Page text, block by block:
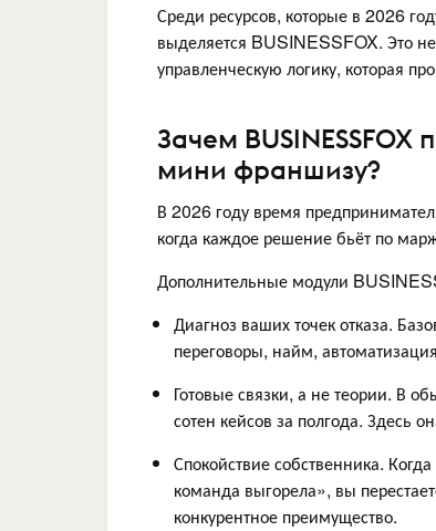
Среди ресурсов, которые в 2026
выделяется BUSINESSFOX. Это
управленческую логику, которая
Зачем
мини франшизу?
В 2026 году время
когда каждое решение бьёт по
Дополнительные модули
Диагноз ваших точек отказа.
переговоры, найм,
Готовые связки, а не теории. В
сотен кейсов за полгода. Здесь
Спокойствие собственника.
команда выгорела», вы
конкурентное преимущество.